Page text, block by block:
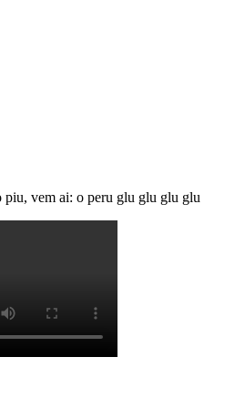
piu, vem ai: o peru glu glu glu glu